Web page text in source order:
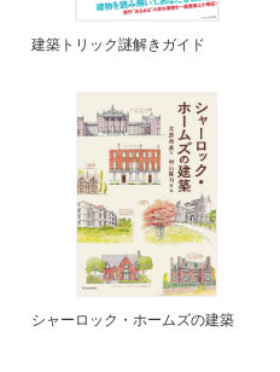
建築トリック謎解きガイド
シャーロック・ホームズの建築